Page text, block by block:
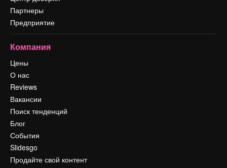
Партнеры
Предприятие
Компания
Цены
О нас
Reviews
Вакансии
Поиск тенденций
Блог
События
Slidesgo
Продайте свой контент